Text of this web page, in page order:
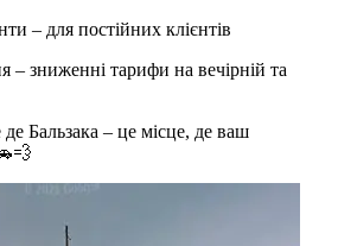
– для постійних клієнтів
– зниженні тарифи на вечірній та
Бальзака – це місце, де ваш